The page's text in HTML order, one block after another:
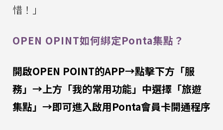
惜！」
OPEN OPINT如何綁定Ponta集點？
開啟OPEN POINT的APP→點擊下方「服
務」→上方「我的常用功能」中選擇「旅遊
集點」→即可進入啟用Ponta會員卡開通程序